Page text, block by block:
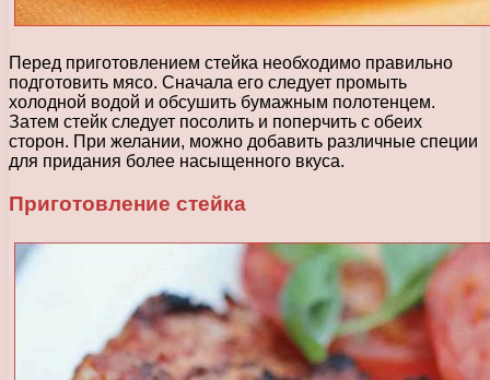
Перед приготовлением стейка необходимо правильно
подготовить мясо. Сначала его следует промыть
холодной водой и обсушить бумажным полотенцем.
Затем стейк следует посолить и поперчить с обеих
сторон. При желании, можно добавить различные специи
для придания более насыщенного вкуса.
Приготовление стейка